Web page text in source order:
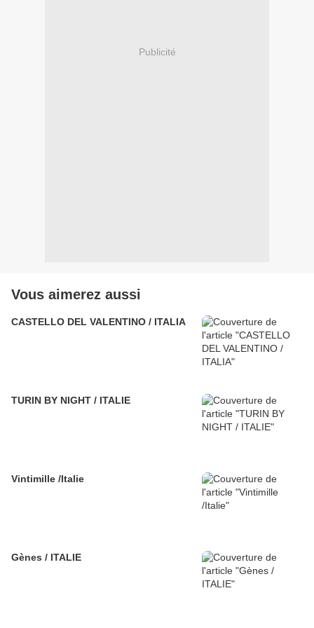
Publicité
Vous aimerez aussi
CASTELLO DEL VALENTINO / ITALIA
TURIN BY NIGHT / ITALIE
Vintimille /Italie
Gènes / ITALIE